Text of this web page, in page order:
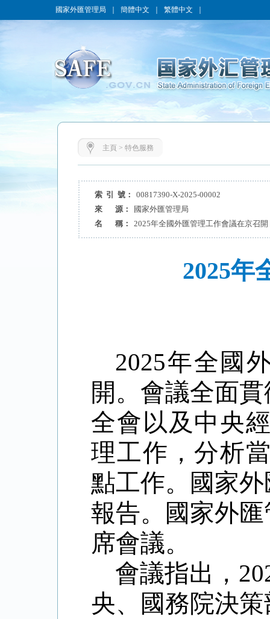
國家外匯管理局 簡體中文 繁體中文
主頁 > 特色服務
索 引 號：
00817390-X-2025-00002
來 源：
國家外匯管理局
名 稱：
2025年全國外匯管理工作會議在京召開
2025年
2025年全國
開。會議全面
全會以及中央
理工作，分析
點工作。國家
報告。國家外
席會議。
會議指出，
央、國務院決